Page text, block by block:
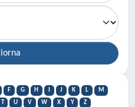
F G H J K L
M
T U V W X Y Z